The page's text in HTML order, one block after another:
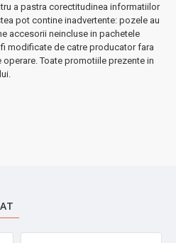
curatata si degresata in
si alcool tehnic.
adeziva a foliei (partea care
partea inferioara a ecranului si
a pastra corectitudinea informatiilor
pot contine inadvertente: pozele au
accesorii neincluse in pachetele
modificate de catre producator fara
Toate promotiile prezente in